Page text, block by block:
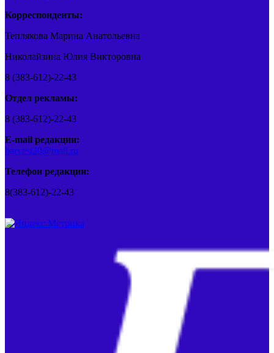
Корреспонденты:
Теплякова Марина Анатольевна
Николайзина Юлия Викторовна
8 (383-612)-22-43
Отдел рекламы:
8 (383-612)-22-43
E-mail редакции:
barvest20@mail.ru
Телефон редакции:
8(383-612)-22-43